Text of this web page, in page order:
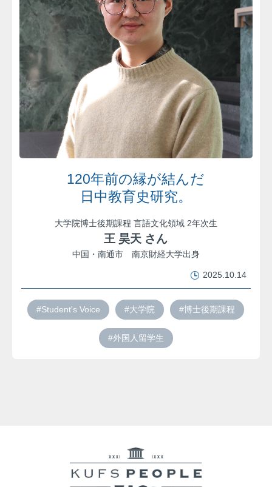
120年前の縁が結んだ
日中教育史研究。
大学院博士後期課程 言語文化領域 2年次生
王 昊天 さん
中国・南通市 南京財経大学出身
2025.10.14
#Student's Voice #大学院 #博士後期課程
#外国人留学生